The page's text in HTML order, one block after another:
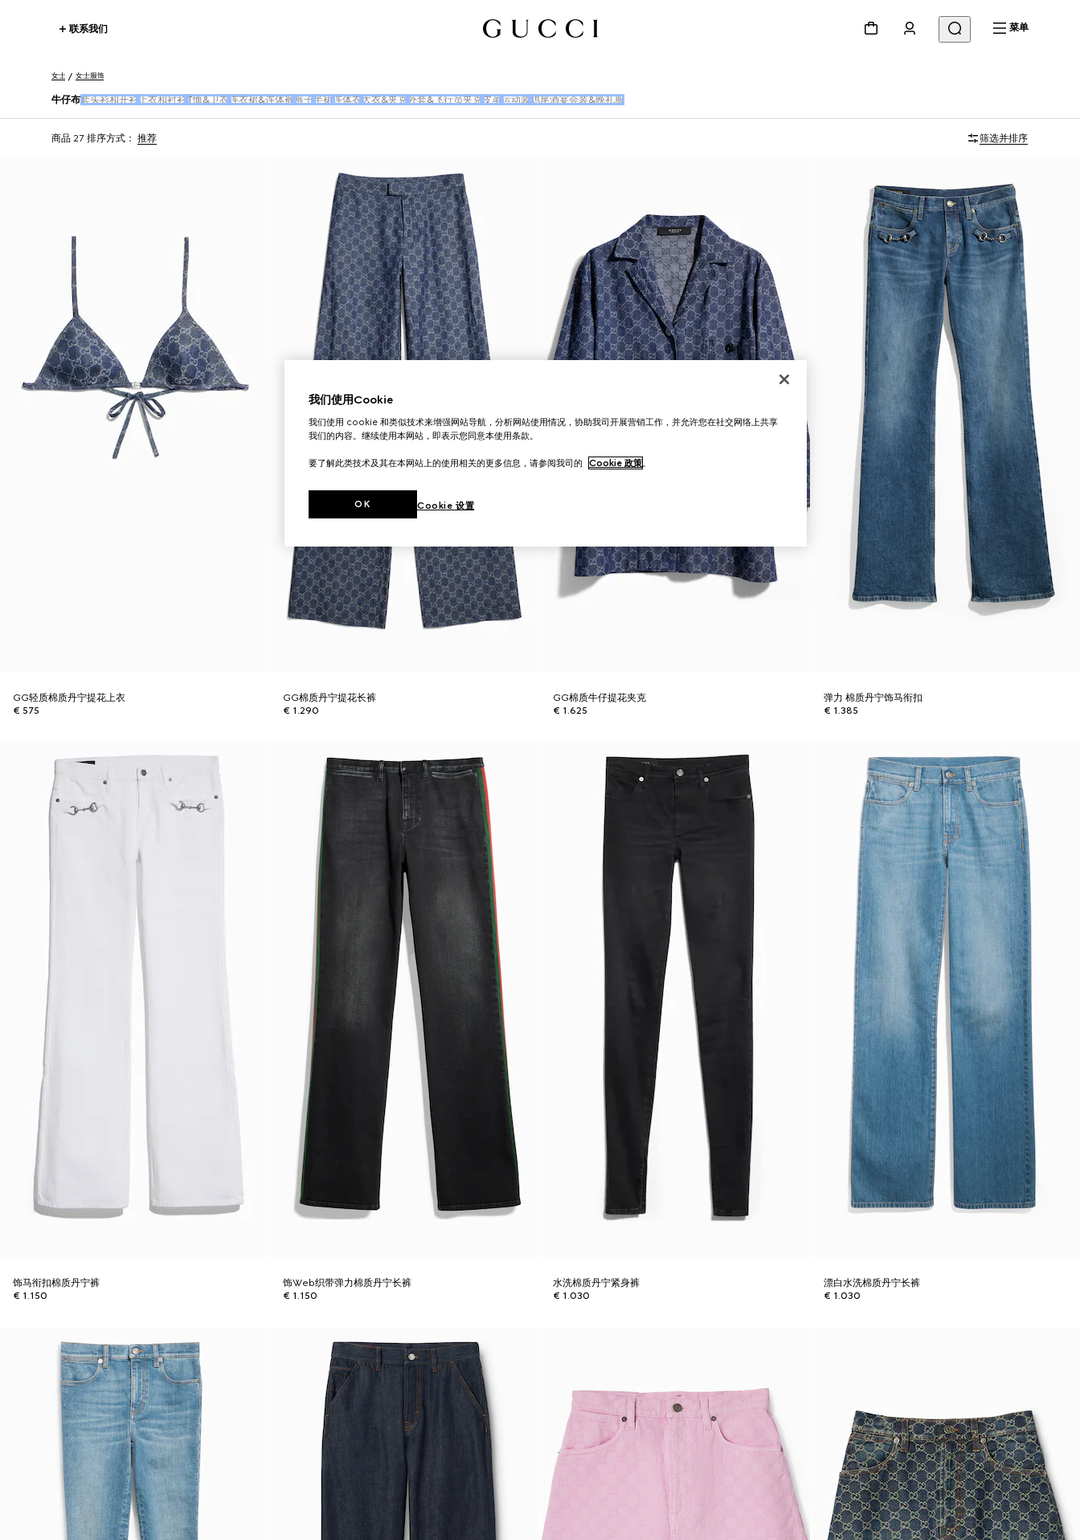
联系我们 菜单
女士 女士服饰
牛仔布 套头衫和开衫 上衣和衬衫 T恤&卫衣 连衣裙&连体裤 裤子 半裙 连体衣 大衣&夹克 外套&飞行员夹克 皮革 运动装 鸡尾酒宴会装&晚礼服
商品 27 排序方式： 推荐 筛选并排序
GG轻质棉质丹宁提花上衣
€ 575
GG棉质丹宁提花长裤
€ 1.290
GG棉质牛仔提花夹克
€ 1.625
弹力 棉质丹宁饰马衔扣
€ 1.385
饰马衔扣棉质丹宁裤
€ 1.150
饰Web织带弹力棉质丹宁长裤
€ 1.150
水洗棉质丹宁紧身裤
€ 1.030
漂白水洗棉质丹宁长裤
€ 1.030
我们使用Cookie
我们使用 cookie 和类似技术来增强网站导航，分析网站使用情况，协助我司开展营销工作，并允许您在社交网络上共享
我们的内容。继续使用本网站，即表示您同意本使用条款。
要了解此类技术及其在本网站上的使用相关的更多信息，请参阅我司的 Cookie 政策。
Cookie 设置
OK